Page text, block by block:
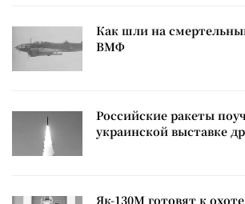
Как шли на
ВМФ
Российские ракеты
украинской выставке
Як-130М готовят к